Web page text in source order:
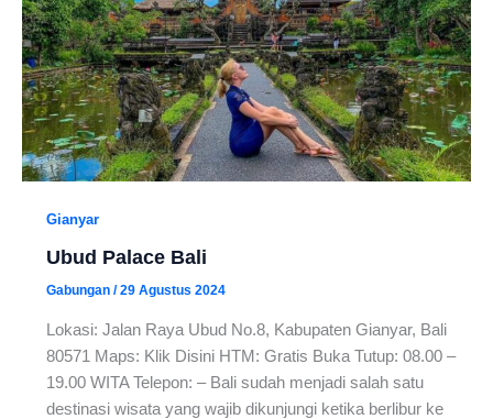
Gianyar
Ubud Palace Bali
Gabungan /29 Agustus 2024
Lokasi: Jalan Raya Ubud No.8, Kabupaten Gianyar, Bali
80571 Maps: Klik Disini HTM: Gratis Buka Tutup: 08.00 –
19.00 WITA Telepon: – Bali sudah menjadi salah satu
destinasi wisata yang wajib dikunjungi ketika berlibur ke